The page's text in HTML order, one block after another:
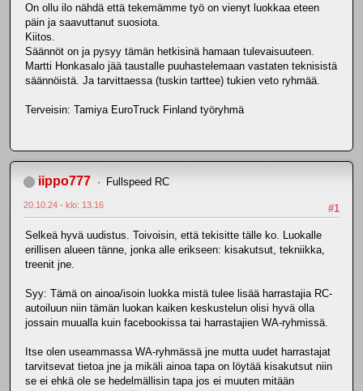
On ollu ilo nähdä että tekemämme työ on vienyt luokkaa eteen
päin ja saavuttanut suosiota.
Kiitos.
Säännöt on ja pysyy tämän hetkisinä hamaan tulevaisuuteen.
Martti Honkasalo jää taustalle puuhastelemaan vastaten teknisistä
säännöistä. Ja tarvittaessa (tuskin tarttee) tukien veto ryhmää.
Terveisin: Tamiya EuroTruck Finland työryhmä
iippo777 Fullspeed RC
#1
20.10.24 - klo: 13.16
Selkeä hyvä uudistus. Toivoisin, että tekisitte tälle ko. Luokalle
erillisen alueen tänne, jonka alle erikseen: kisakutsut, tekniikka,
treenit jne.
Syy: Tämä on ainoa/isoin luokka mistä tulee lisää harrastajia RC-
autoiluun niin tämän luokan kaiken keskustelun olisi hyvä olla
jossain muualla kuin facebookissa tai harrastajien WA-ryhmissä.
Itse olen useammassa WA-ryhmässä jne mutta uudet harrastajat
tarvitsevat tietoa jne ja mikäli ainoa tapa on löytää kisakutsut niin
se ei ehkä ole se hedelmällisin tapa jos ei muuten mitään